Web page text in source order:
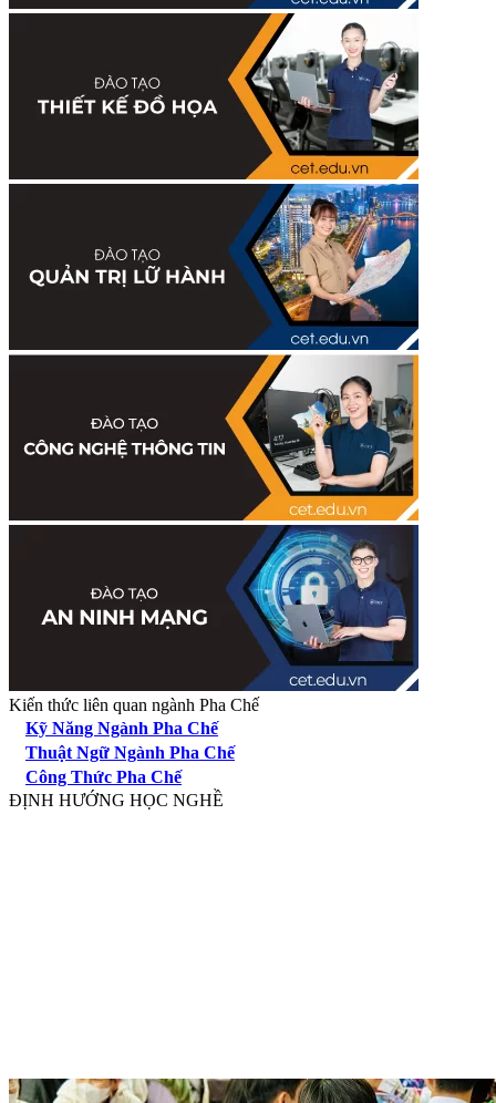
Kiến thức liên quan ngành Pha Chế
Kỹ Năng Ngành Pha Chế
Thuật Ngữ Ngành Pha Chế
Công Thức Pha Chế
ĐỊNH HƯỚNG HỌC NGHỀ